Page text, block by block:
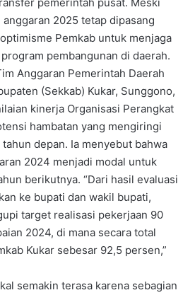
2025 tetap dipasang
Pemkab untuk menjaga
pembangunan di daerah.
Anggaran Pemerintah Daerah
(Sekkab) Kukar, Sunggono,
kinerja Organisasi Perangkat
hambatan yang mengiringi
depan. Ia menyebut bahwa
2024 menjadi modal untuk
berikutnya. “Dari hasil evaluasi
ke bupati dan wakil bupati,
target realisasi pekerjaan 90
2024, di mana secara total
Kukar sebesar 92,5 persen,”
semakin terasa karena sebagian